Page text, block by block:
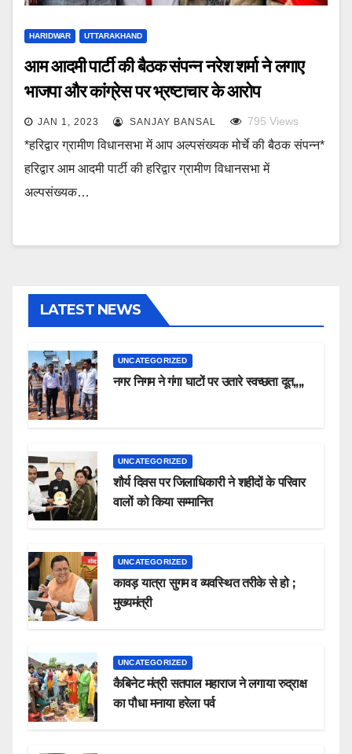
HARIDWAR UTTARAKHAND
आम आदमी पार्टी की बैठक संपन्न नरेश शर्मा ने लगाए
भाजपा और कांग्रेस पर भ्रष्टाचार के आरोप
JAN 1, 2023 SANJAY BANSAL 795 Views
*हरिद्वार ग्रामीण विधानसभा में आप अल्पसंख्यक मोर्चे की बैठक संपन्न*
हरिद्वार आम आदमी पार्टी की हरिद्वार ग्रामीण विधानसभा में
अल्पसंख्यक…
LATEST NEWS
UNCATEGORIZED
नगर निगम ने गंगा घाटों पर उतारे स्वच्छता दूत,,,,
UNCATEGORIZED
शौर्य दिवस पर जिलाधिकारी ने शहीदों के परिवार
वालों को किया सम्मानित
UNCATEGORIZED
कावड़ यात्रा सुगम व व्यवस्थित तरीके से हो ;
मुख्यमंत्री
UNCATEGORIZED
कैबिनेट मंत्री सतपाल महाराज ने लगाया रुद्राक्ष
का पौधा मनाया हरेला पर्व